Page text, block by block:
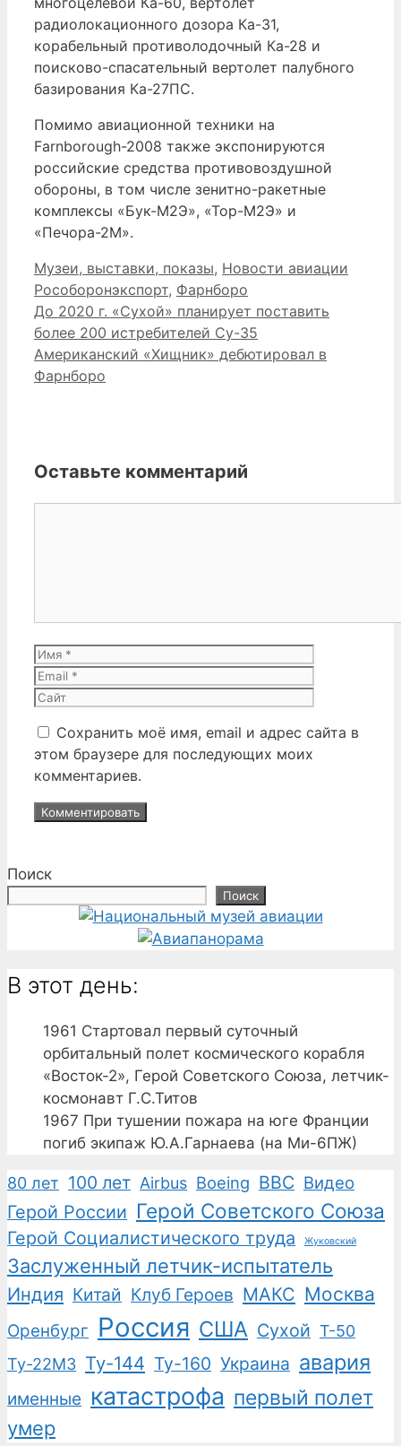
радиолокационного дозора Ка-31,
корабельный противолодочный Ка-28 и
поисково-спасательный вертолет палубного
базирования Ка-27ПС.
Помимо авиационной техники на
Farnborough-2008 также экспонируются
российские средства противовоздушной
обороны, в том числе зенитно-ракетные
комплексы «Бук-М2Э», «Тор-М2Э» и
«Печора-2М».
Рубрики
Музеи, выставки, показы, Новости авиации
Рособоронэкспорт, Фарнборо
До 2020 г. «Сухой» планирует поставить
более 200 истребителей Су-35
Американский «Хищник» дебютировал в
Фарнборо
Оставьте комментарий
Имя
Сохранить моё имя, email и адрес сайта в
этом браузере для последующих моих
комментариев.
Поиск
Поиск
В этот день:
1961 Стартовал первый суточный
орбитальный полет космического корабля
«Восток-2», Герой Советского Союза, летчик-
космонавт Г.С.Титов
1967 При тушении пожара на юге Франции
погиб экипаж Ю.А.Гарнаева (на Ми-6ПЖ)
80 лет 100 лет Airbus Boeing ВВС Видео
Герой России Герой Советского Союза
Герой Социалистического труда Жуковский
Заслуженный летчик-испытатель
Индия Китай Клуб Героев МАКС Москва
Оренбург Россия США Сухой Т-50
Ту-22М3 Ту-144 Ту-160 Украина авария
именные катастрофа первый полет
умер